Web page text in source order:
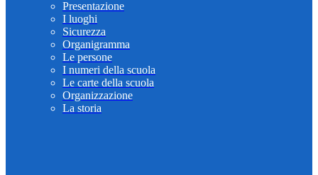
Presentazione
I luoghi
Sicurezza
Organigramma
Le persone
I numeri della scuola
Le carte della scuola
Organizzazione
La storia